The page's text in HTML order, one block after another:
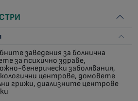
заведения за болнична
за психично здраве,
венерически заболявания,
центрове, домовете
грижи, диализните центрове